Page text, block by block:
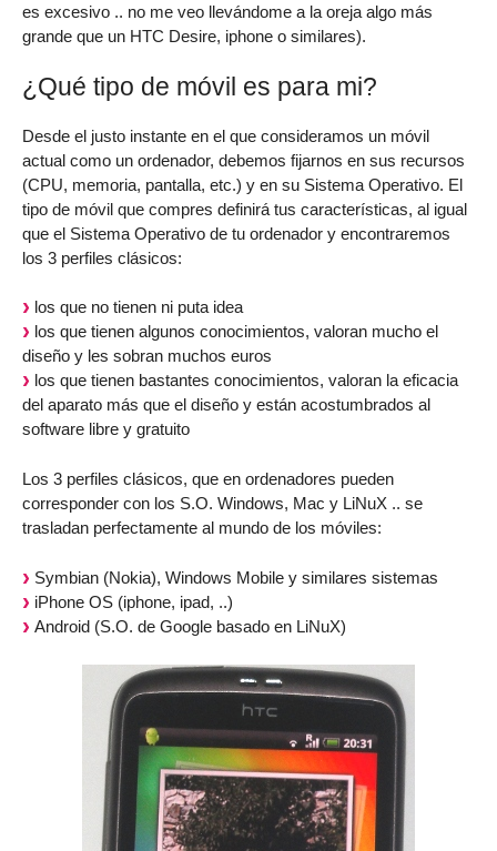
es excesivo .. no me veo llevándome a la oreja algo más
grande que un HTC Desire, iphone o similares).
¿Qué tipo de móvil es para mi?
Desde el justo instante en el que consideramos un móvil
actual como un ordenador, debemos fijarnos en sus recursos
(CPU, memoria, pantalla, etc.) y en su Sistema Operativo. El
tipo de móvil que compres definirá tus características, al igual
que el Sistema Operativo de tu ordenador y encontraremos
los 3 perfiles clásicos:
los que no tienen ni puta idea
los que tienen algunos conocimientos, valoran mucho el
diseño y les sobran muchos euros
los que tienen bastantes conocimientos, valoran la eficacia
del aparato más que el diseño y están acostumbrados al
software libre y gratuito
Los 3 perfiles clásicos, que en ordenadores pueden
corresponder con los S.O. Windows, Mac y LiNuX .. se
trasladan perfectamente al mundo de los móviles:
Symbian (Nokia), Windows Mobile y similares sistemas
iPhone OS (iphone, ipad, ..)
Android (S.O. de Google basado en LiNuX)